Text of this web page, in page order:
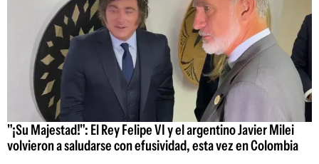
"¡Su Majestad!": El Rey Felipe VI y el argentino Javier Milei
volvieron a saludarse con efusividad, esta vez en Colombia